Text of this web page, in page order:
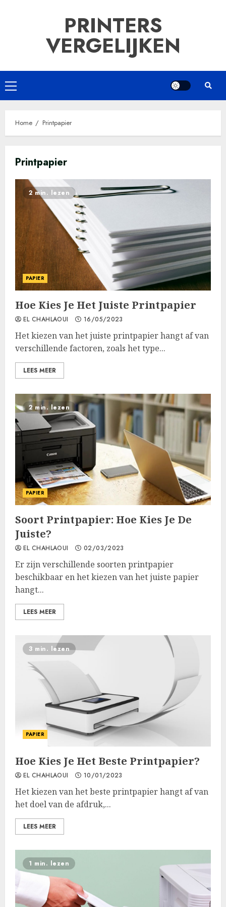
PRINTERS
VERGELIJKEN
Primair
menu
Home Printpapier
Printpapier
2 min. lezen
PAPIER
Hoe Kies Je Het Juiste Printpapier
EL CHAHLAOUI 16/05/2023
Het kiezen van het juiste printpapier hangt af van
verschillende factoren, zoals het type...
LEES MEER
2 min. lezen
PAPIER
Soort Printpapier: Hoe Kies Je De
Juiste?
EL CHAHLAOUI 02/03/2023
Er zijn verschillende soorten printpapier
beschikbaar en het kiezen van het juiste papier
hangt...
LEES MEER
3 min. lezen
PAPIER
Hoe Kies Je Het Beste Printpapier?
EL CHAHLAOUI 10/01/2023
Het kiezen van het beste printpapier hangt af van
het doel van de afdruk,...
LEES MEER
1 min. lezen